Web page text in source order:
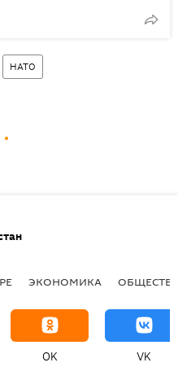
НАТО
ЭКОНОМИКА
OK VK